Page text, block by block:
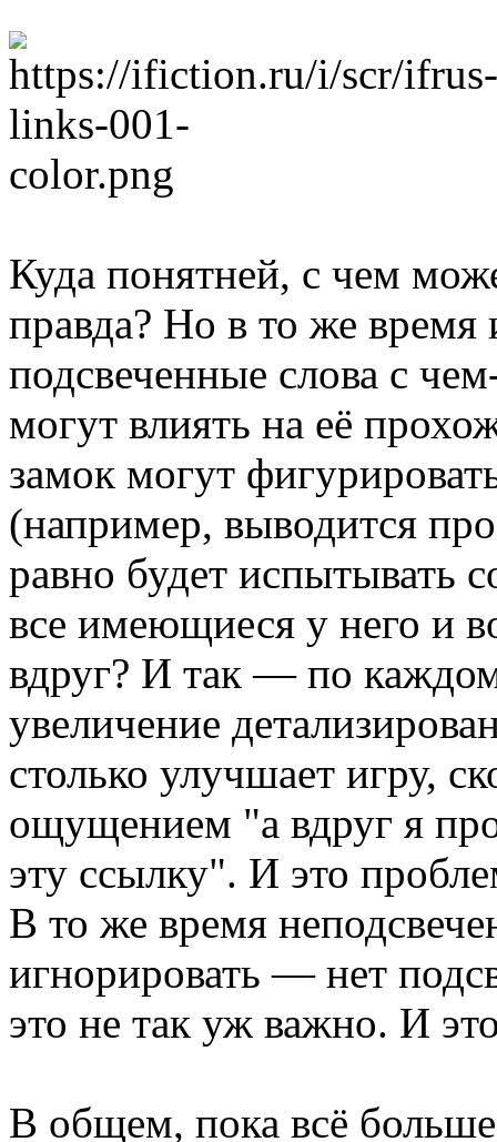
Куда понятней, с чем
правда? Но в то же время
подсвеченные слова с
могут влиять на её
замок могут
(например, выводится
равно будет испытывать
все имеющиеся у него и
вдруг? И так — по
увеличение
столько улучшает игру,
ощущением "а вдруг я
эту ссылку". И это
В то же время
игнорировать — нет
это не так уж важно. И
В общем, пока всё